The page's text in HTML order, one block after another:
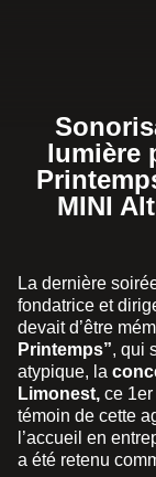
lumière
MINI
La dernière
fondatrice et
devait d’être
Printemps”, qui
atypique, la
Limonest, ce
témoin de cette
l’accueil en
a été retenu